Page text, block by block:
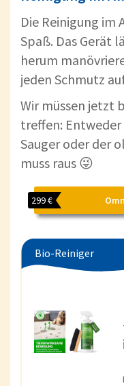
Die Reinigung
Spaß. Das Gerät
herum
jeden Schmutz
Wir müssen jetzt
treffen: Entweder
Sauger oder der
muss raus 😜
299 €
Bio-Reiniger